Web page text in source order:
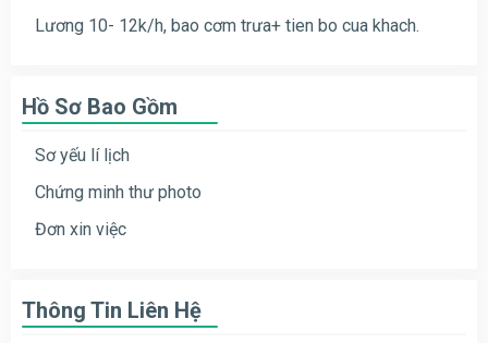
Lương 10- 12k/h, bao cơm trưa+ tien bo cua khach.
Hồ Sơ Bao Gồm
Sơ yếu lí lịch
Chứng minh thư photo
Đơn xin việc
Thông Tin Liên Hệ